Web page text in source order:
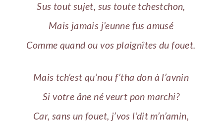
Sus tout sujet, sus toute tchestchon,
Mais jamais j’eunne fus amusé
Comme quand ou vos plaignîtes du fouet.
Mais tch’est qu’nou f’tha don à l’avnin
Si votre âne né veurt pon marchi?
Car, sans un fouet, j’vos l’dit m’n’amin,